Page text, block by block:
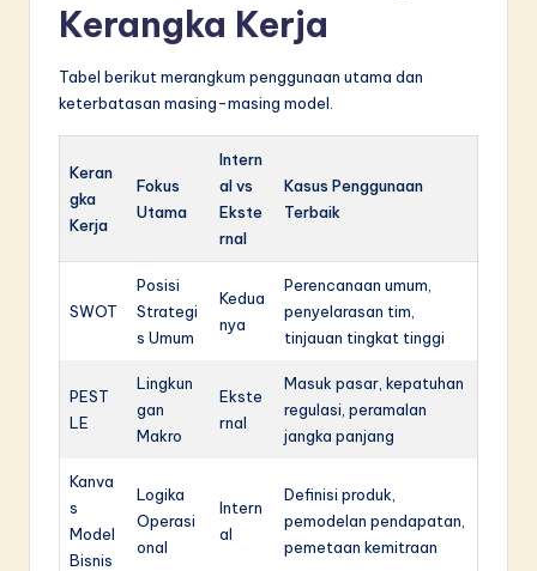
Kerangka Kerja
Tabel berikut merangkum penggunaan utama dan
keterbatasan masing-masing model.
Keran
gka
Kerja
Fokus
Utama
Intern
al vs
Ekste
rnal
Kasus Penggunaan
Terbaik
SWOT
Posisi
Strategi
s Umum
Kedua
nya
Perencanaan umum,
penyelarasan tim,
tinjauan tingkat tinggi
PEST
LE
Lingkun
gan
Makro
Ekste
rnal
Masuk pasar, kepatuhan
regulasi, peramalan
jangka panjang
Kanva
s
Model
Bisnis
Logika
Operasi
onal
Intern
al
Definisi produk,
pemodelan pendapatan,
pemetaan kemitraan